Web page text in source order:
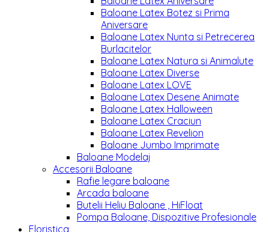
Baloane Latex Botez si Prima
Aniversare
Baloane Latex Nunta si Petrecerea
Burlacitelor
Baloane Latex Natura si Animalute
Baloane Latex Diverse
Baloane Latex LOVE
Baloane Latex Desene Animate
Baloane Latex Halloween
Baloane Latex Craciun
Baloane Latex Revelion
Baloane Jumbo Imprimate
Baloane Modelaj
Accesorii Baloane
Rafie legare baloane
Arcada baloane
Butelii Heliu Baloane , HiFloat
Pompa Baloane, Dispozitive Profesionale
Floristica